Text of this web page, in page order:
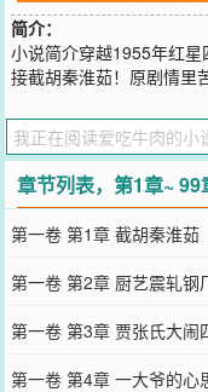
简介：
小说简介穿越1955年红
接截胡秦淮茹！原剧情里
第一个女人，被宠成全院
万倍暴击，粮食、布料、
秋叶老师，被他的才华
倒追他；家底丰厚的娄
各异的美人，都被魅力折
了！易中海养老算盘落空
坑得倾家荡产。靠着多子
升到厂长，住洋房、开汽
的四合院，彻底变成了属
您要是觉得《 四合院：截
忘记向您QQ群和微博微信
章节列表，第1章~ 99
第一卷 第1章 截胡秦淮茹
第一卷 第2章 厨艺震轧钢
第一卷 第3章 贾张氏大闹
第一卷 第4章 一大爷的心